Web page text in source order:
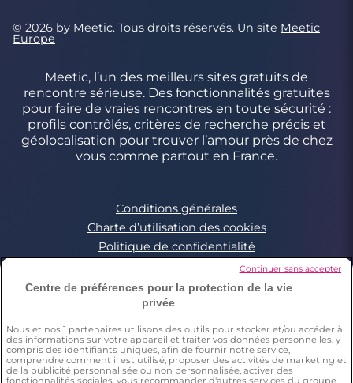
© 2026 by Meetic. Tous droits réservés. Un site Meetic
Europe
Meetic, l’un des meilleurs sites gratuits de
rencontre sérieuse. Des fonctionnalités gratuites
pour faire de vraies rencontres en toute sécurité :
profils contrôlés, critères de recherche précis et
géolocalisation pour trouver l’amour près de chez
vous comme partout en France.
Conditions générales
Charte d’utilisation des cookies
Politique de confidentialité
Conditions Générales applicables aux Events
Signaler un contenu illégal
*Estimation du nombre de personnes ayant déjà fait une
rencontre sur Meetic en France, Italie et Espagne. Chiffre obtenu
par l’extrapolation des résultats d’une enquête réalisée par
Dynata en décembre 2023, sur 6011 personnes résidant en
Centre de préférences pour la protection de la vie
privée
Nous et nos 1 partenaires utilisons des outils pour stocker et/ou accéder à
des informations sur votre appareil et traiter vos données personnelles, y
compris des identifiants uniques, afin de fournir notre service,
comprendre comment il est utilisé, proposer des activités de marketing et
de la publicité personnalisée ou non personnalisée, activer des
fonctionnalités sociales, vous recommander d'autres services du groupe
Continuer sans accepter